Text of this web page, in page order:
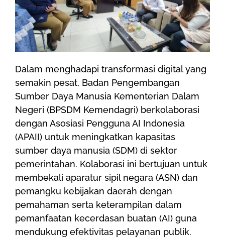
Dalam menghadapi transformasi digital yang
semakin pesat, Badan Pengembangan
Sumber Daya Manusia Kementerian Dalam
Negeri (BPSDM Kemendagri) berkolaborasi
dengan Asosiasi Pengguna AI Indonesia
(APAII) untuk meningkatkan kapasitas
sumber daya manusia (SDM) di sektor
pemerintahan. Kolaborasi ini bertujuan untuk
membekali aparatur sipil negara (ASN) dan
pemangku kebijakan daerah dengan
pemahaman serta keterampilan dalam
pemanfaatan kecerdasan buatan (AI) guna
mendukung efektivitas pelayanan publik.